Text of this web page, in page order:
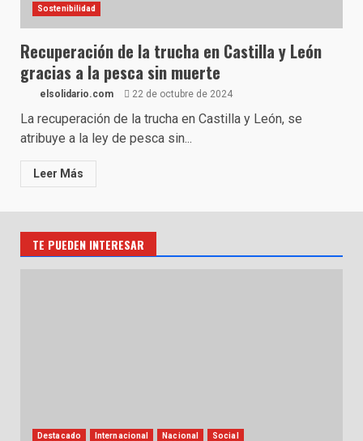
Sostenibilidad
Recuperación de la trucha en Castilla y León
gracias a la pesca sin muerte
elsolidario.com 22 de octubre de 2024
La recuperación de la trucha en Castilla y León, se
atribuye a la ley de pesca sin...
Leer Más
TE PUEDEN INTERESAR
Destacado Internacional Nacional Social